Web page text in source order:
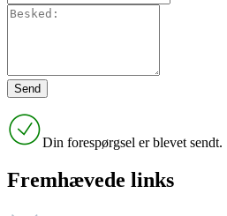
Din forespørgsel er blevet sendt.
Fremhævede links